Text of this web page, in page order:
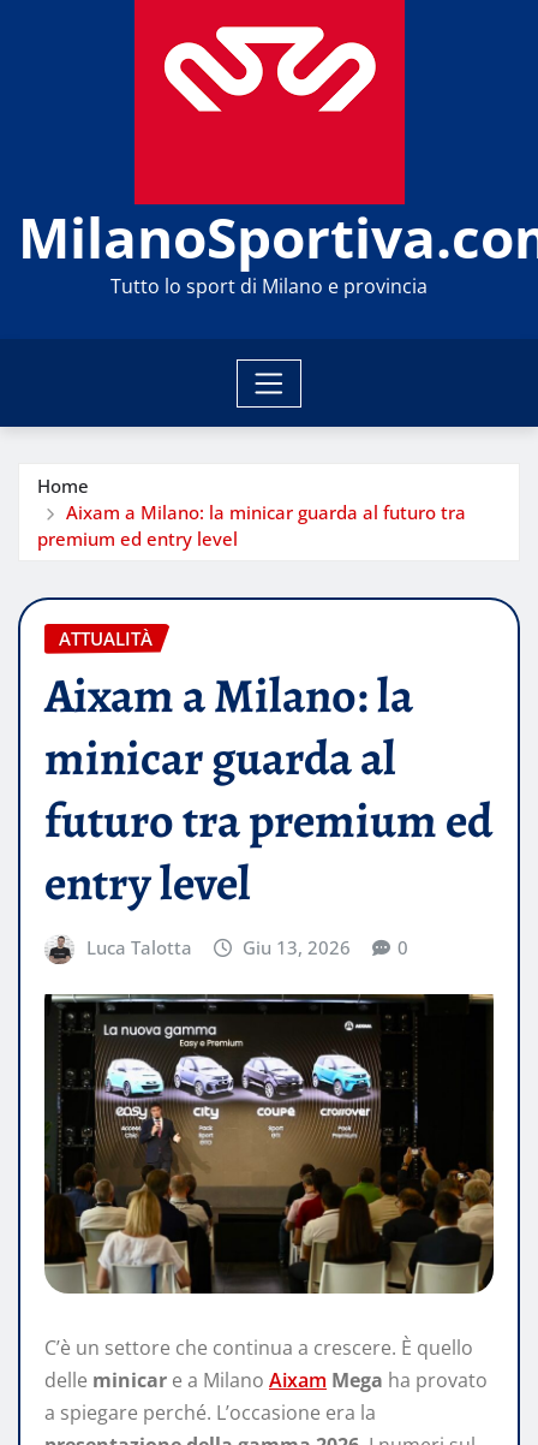
Tutto lo sport di Milano e provincia
Home
Aixam a Milano: la minicar guarda al futuro tra
premium ed entry level
ATTUALITÀ
Aixam a Milano: la
minicar guarda al
futuro tra premium ed
entry level
Luca Talotta Giu 13, 2026 0
C’è un settore che continua a crescere. È quello
delle minicar e a Milano Aixam Mega ha provato
a spiegare perché. L’occasione era la